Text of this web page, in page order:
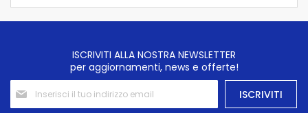
ISCRIVITI ALLA NOSTRA NEWSLETTER
per aggiornamenti, news e offerte!
Iscriviti
alla
nostra
ISCRIVITI